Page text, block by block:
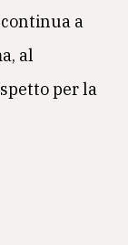
a
al
per la